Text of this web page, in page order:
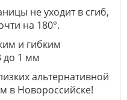
не уходит в сгиб,
на 180°.
и гибким
до 1 мм
альтернативной
в Новороссийске!